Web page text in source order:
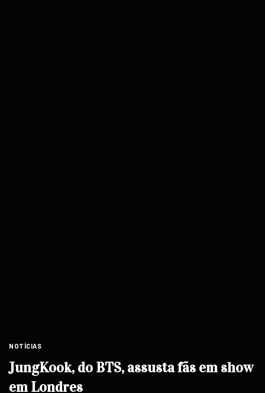
NOTÍCIAS
JungKook, do BTS, assusta fãs em show
em Londres